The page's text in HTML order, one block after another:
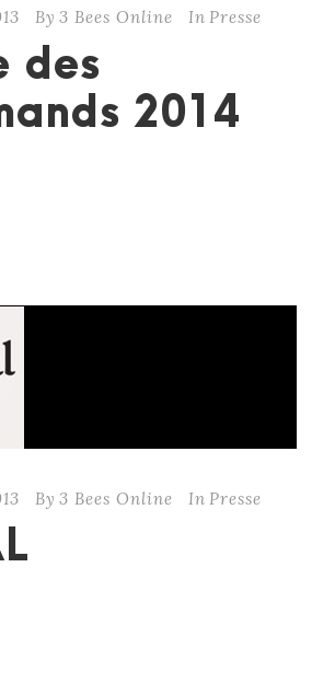
By 3 Bees Online In Presse
des
2014
By 3 Bees Online In Presse